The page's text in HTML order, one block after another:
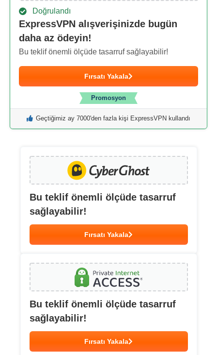
Doğrulandı
ExpressVPN alışverişinizde bugün
daha az ödeyin!
Bu teklif önemli ölçüde tasarruf sağlayabilir!
Fırsatı Yakala
Promosyon
Geçtiğimiz ay 7000'den fazla kişi ExpressVPN kullandı
Bu teklif önemli ölçüde tasarruf
sağlayabilir!
Fırsatı Yakala
Bu teklif önemli ölçüde tasarruf
sağlayabilir!
Fırsatı Yakala